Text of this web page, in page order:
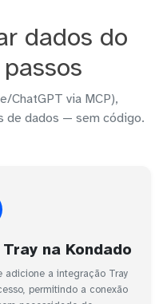
dados do
ChatGPT via MCP),
de dados — sem código.
na Kondado
adicione a integração Tray
permitindo a conexão